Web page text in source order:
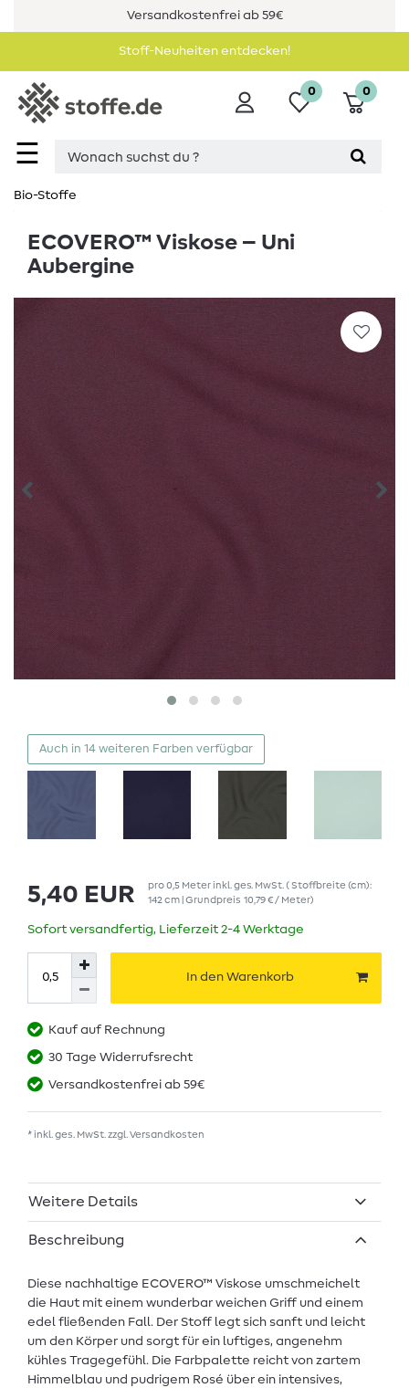
Versandkostenfrei ab 59€
Stoff-Neuheiten entdecken!
☰
0 0
Bio-Stoffe
ECOVERO™ Viskose – Uni
Aubergine
Auch in 14 weiteren Farben verfügbar
5,40 EUR pro0,5 Meterinkl. ges. MwSt. ( Stoffbreite (cm):
142 cm | Grundpreis 10,79 € / Meter)
Sofort versandfertig, Lieferzeit 2-4 Werktage
In den Warenkorb
Kauf auf Rechnung
30 Tage Widerrufsrecht
Versandkostenfrei ab 59€
* inkl. ges. MwSt. zzgl. Versandkosten
Weitere Details
Beschreibung
Diese nachhaltige ECOVERO™ Viskose umschmeichelt
die Haut mit einem wunderbar weichen Griff und einem
edel fließenden Fall. Der Stoff legt sich sanft und leicht
um den Körper und sorgt für ein luftiges, angenehm
kühles Tragegefühl. Die Farbpalette reicht von zartem
Himmelblau und pudrigem Rosé über ein intensives,